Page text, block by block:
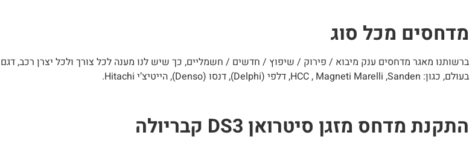
מדחסים מכל סוג
ברשותנו מאגר מדחסים ענק מיבוא / פירוק / שיפוץ / חדשים / חשמליים, כך שיש לנו מענה לכל צורך ולכל יצרן רכב, דגם
בעולם, כגון: HCC , Magneti Marelli ,Sanden, דלפי (Delphi), דנסו (Denso), הייטיצ’י Hitachi.
התקנת מדחס מזגן סיטרואן DS3 קבריולה